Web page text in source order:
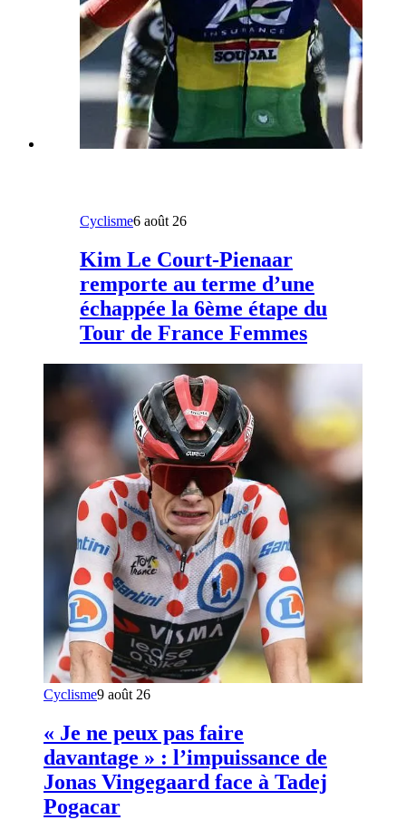
Cyclisme6 août 26
Kim Le Court-Pienaar
remporte au terme d’une
échappée la 6ème étape du
Tour de France Femmes
Cyclisme9 août 26
« Je ne peux pas faire
davantage » : l’impuissance de
Jonas Vingegaard face à Tadej
Pogacar